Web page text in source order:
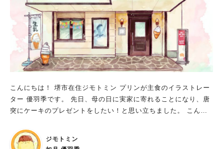
お店を構えたと言います。 堺の地が、こんなにも素敵なパティ
スリーとの出会いをくれたことに、感謝しかないです！ おすす
めケーキをいただきます 今回は、今井さんおすすめのケーキ
と、定番のシャンティ・セゾン、シュークリームを購入しまし
るので、早々に売り切れてしまうこともあるのだとか。 私も、
食感のクリームが絶品で、ザクザクのシュー皮と相性バツグンな
のですよ。 艶やかなグラサージュキャラメルのコーティングが
美しいニルヴァナは、皮ごと食べられる国産バナナを使用した、
ジして作った、お店自慢の逸品です。 レタンセルのケーキは、
こんにちは！ 堺市在住ジモトミン プリンが主食のイラストレー
ター 優羽季です。 先日、母の日に実家に寄れることになり、唐
突にケーキのプレゼントをしたい！と思い立ちました。 こんな
体質の私がいくらでも食べられるとっておきのおすすめケーキ屋
さん 『ラ・オートクテュールマツモト』をご紹介します！
ジモトミン